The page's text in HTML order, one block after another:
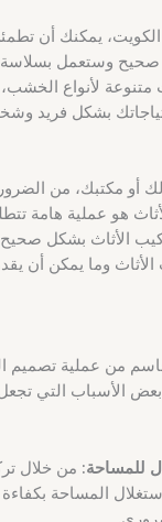
يمكنك أن
وستعمل بسلاسة.
متنوعة لأنواع
بشكل فريد
أو مكتبك، من
هو عملية هامة
الأثاث بشكل صحيح
وما يمكن أن
من عملية تصميم
الأسباب التي
للمساحة: من خلال
المساحة